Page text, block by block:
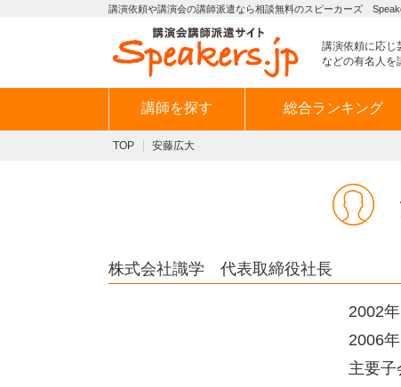
講演依頼や講演会の講師派遣なら相談無料のスピーカーズ
講演依頼に応じ
などの有名人を
講師を探す 総合ランキング
TOP 安藤広大
株式会社識学 代表取締役社長
2002
2006
主要